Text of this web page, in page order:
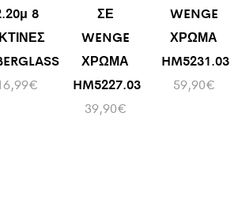
8
€
ΣΕ
WENGE
ΧΡΩΜΑ
HM5227.03
39,90€
WENGE
ΧΡΩΜΑ
HM5231.03
59,90€